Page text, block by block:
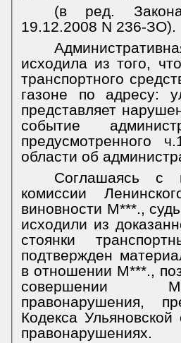
(в ред.
19.12.2008 N 236-ЗО).
исходила из того,
транспортного
газоне по адресу:
представляет
событие
предусмотренного
области об
Соглашаясь с
комиссии
виновности М***.,
исходили из
стоянки
подтвержден
в отношении М***.,
совершении
правонарушения,
Кодекса
правонарушениях.